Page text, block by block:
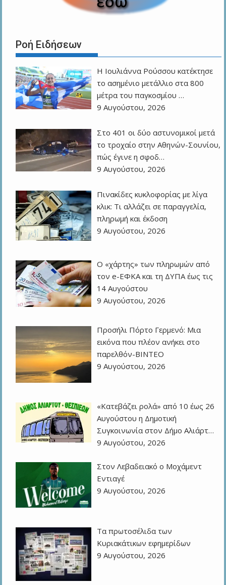
Ροή Ειδήσεων
Η Ιουλιάννα Ρούσσου κατέκτησε
το ασημένιο μετάλλιο στα 800
μέτρα του παγκοσμίου …
9 Αυγούστου, 2026
Στο 401 οι δύο αστυνομικοί μετά
το τροχαίο στην Αθηνών-Σουνίου,
πώς έγινε η σφοδ…
9 Αυγούστου, 2026
Πινακίδες κυκλοφορίας με λίγα
κλικ: Τι αλλάζει σε παραγγελία,
πληρωμή και έκδοση
9 Αυγούστου, 2026
Ο «χάρτης» των πληρωμών από
τον e-ΕΦΚΑ και τη ΔΥΠΑ έως τις
14 Αυγούστου
9 Αυγούστου, 2026
Προσήλι Πόρτο Γερμενό: Μια
εικόνα που πλέον ανήκει στο
παρελθόν-ΒΙΝΤΕΟ
9 Αυγούστου, 2026
«Κατεβάζει ρολά» από 10 έως 26
Αυγούστου η Δημοτική
Συγκοινωνία στον Δήμο Αλιάρτ…
9 Αυγούστου, 2026
Στον Λεβαδειακό ο Μοχάμεντ
Εντιαγέ
9 Αυγούστου, 2026
Τα πρωτοσέλιδα των
Kυριακάτικων εφημερίδων
9 Αυγούστου, 2026